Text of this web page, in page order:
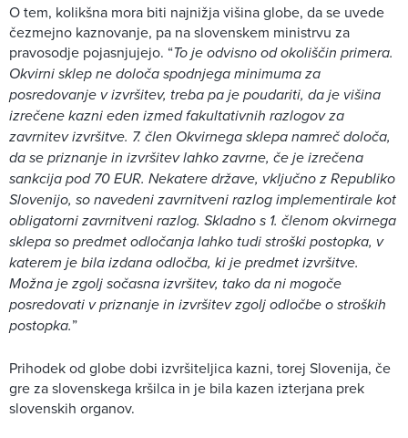
O tem, kolikšna mora biti najnižja višina globe, da se uvede
čezmejno kaznovanje, pa na slovenskem ministrvu za
pravosodje pojasnjujejo. “To je odvisno od okoliščin primera.
Okvirni sklep ne določa spodnjega minimuma za
posredovanje v izvršitev, treba pa je poudariti, da je višina
izrečene kazni eden izmed fakultativnih razlogov za
zavrnitev izvršitve. 7. člen Okvirnega sklepa namreč določa,
da se priznanje in izvršitev lahko zavrne, če je izrečena
sankcija pod 70 EUR. Nekatere države, vključno z Republiko
Slovenijo, so navedeni zavrnitveni razlog implementirale kot
obligatorni zavrnitveni razlog. Skladno s 1. členom okvirnega
sklepa so predmet odločanja lahko tudi stroški postopka, v
katerem je bila izdana odločba, ki je predmet izvršitve.
Možna je zgolj sočasna izvršitev, tako da ni mogoče
posredovati v priznanje in izvršitev zgolj odločbe o stroških
postopka.”
Prihodek od globe dobi izvršiteljica kazni, torej Slovenija, če
gre za slovenskega kršilca in je bila kazen izterjana prek
slovenskih organov.